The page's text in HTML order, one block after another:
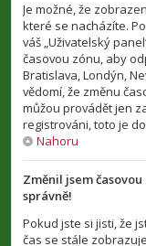
Je možné, že
které se nacházíte.
váš „Uživatelský
časovou zónu, aby
Bratislava, Londýn,
vědomí, že změnu
můžou provádět jen
registrováni, toto je
Nahoru
Změnil jsem
správně!
Pokud jste si jisti, že
čas se stále